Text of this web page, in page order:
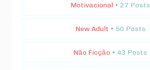
Motivacional • 27 Posts
New Adult • 50 Posts
Não Ficção • 43 Posts